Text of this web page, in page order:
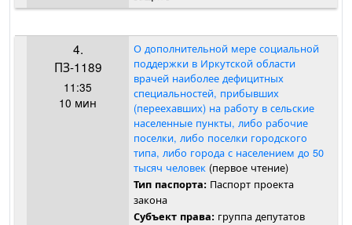
4.
ПЗ-1189
11:35
10 мин
О дополнительной мере социальной
поддержки в Иркутской области
врачей наиболее дефицитных
специальностей, прибывших
(переехавших) на работу в сельские
населенные пункты, либо рабочие
поселки, либо поселки городского
типа, либо города с населением до 50
тысяч человек (первое чтение)
Тип паспорта: Паспорт проекта
закона
Субъект права: группа депутатов